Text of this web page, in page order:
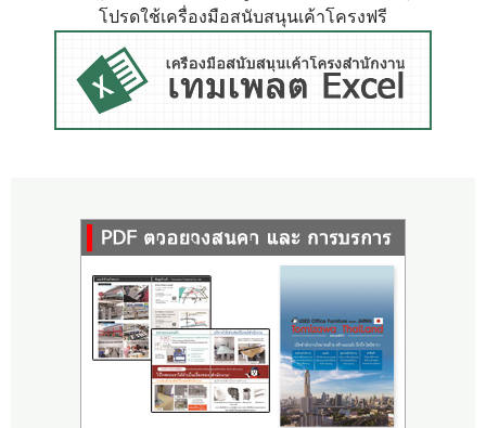
โปรดใช้เครื่องมือสนับสนุนเค้าโครงฟรี